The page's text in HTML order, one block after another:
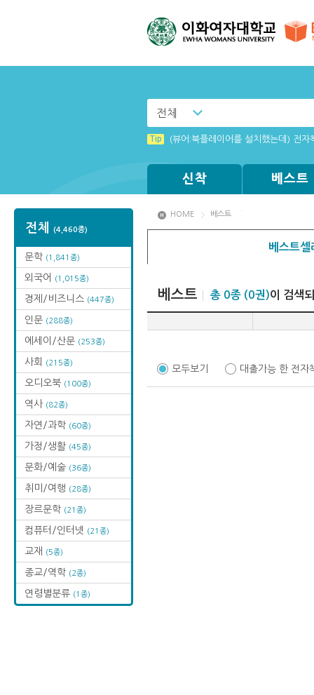
전체
Tip (뷰어:북플레이어를 설치했는데) 전자
신착 베스트
전체 (4,460종)
문학 (1,841종)
외국어 (1,015종)
경제/비즈니스 (447종)
인문 (288종)
에세이/산문 (253종)
사회 (215종)
오디오북 (100종)
역사 (82종)
자연/과학 (60종)
가정/생활 (45종)
문화/예술 (36종)
취미/여행 (28종)
장르문학 (21종)
컴퓨터/인터넷 (21종)
교재 (5종)
종교/역학 (2종)
연령별분류 (1종)
HOME 베스트
베스트
베스트 총 0종 (0권)이 검색
모두보기 대출가능 한 전자